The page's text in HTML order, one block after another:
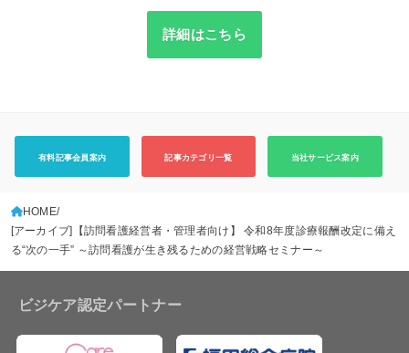
詳細はこちら
有料記事会員案内 記事カテゴリ一覧 当社サービス案内
HOME
[アーカイブ]【訪問看護経営者・管理者向け】 令和8年度診療報酬改定に備え
る“次の一手” ～訪問看護が生き残るための経営戦略セミナー～
ビジケア認定パートナー